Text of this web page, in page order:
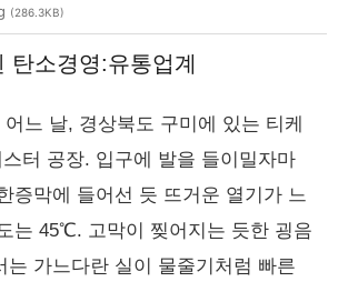
(286.3KB)
소경영:유통업계
느 날, 경상북도 구미에 있는 티케
터 공장. 입구에 발을 들이밀자마
증막에 들어선 듯 뜨거운 열기가 느
는 45℃. 고막이 찢어지는 듯한 굉음
는 가느다란 실이 물줄기처럼 빠른